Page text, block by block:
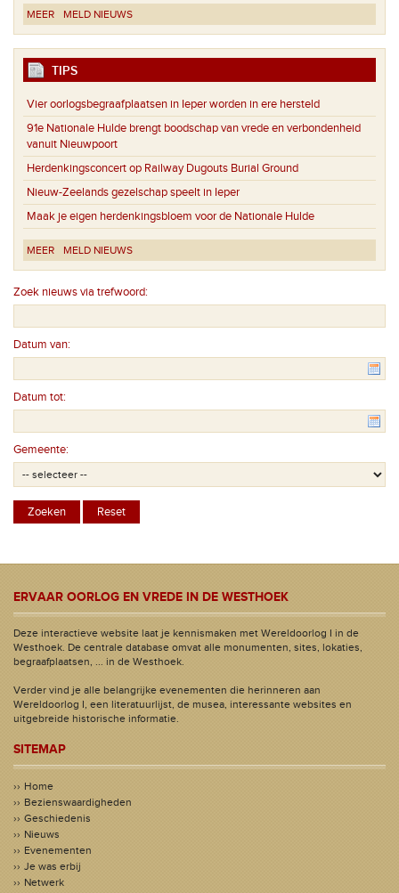
MEER MELD NIEUWS
TIPS
Vier oorlogsbegraafplaatsen in Ieper worden in ere hersteld
91e Nationale Hulde brengt boodschap van vrede en verbondenheid
vanuit Nieuwpoort
Herdenkingsconcert op Railway Dugouts Burial Ground
Nieuw-Zeelands gezelschap speelt in Ieper
Maak je eigen herdenkingsbloem voor de Nationale Hulde
MEER MELD NIEUWS
Zoek nieuws via trefwoord:
Datum van:
Datum tot:
Gemeente:
ERVAAR OORLOG EN VREDE IN DE WESTHOEK
Deze interactieve website laat je kennismaken met Wereldoorlog I in de
Westhoek. De centrale database omvat alle monumenten, sites, lokaties,
begraafplaatsen, ... in de Westhoek.
Verder vind je alle belangrijke evenementen die herinneren aan
Wereldoorlog I, een literatuurlijst, de musea, interessante websites en
uitgebreide historische informatie.
SITEMAP
Home
Bezienswaardigheden
Geschiedenis
Nieuws
Evenementen
Je was erbij
Netwerk